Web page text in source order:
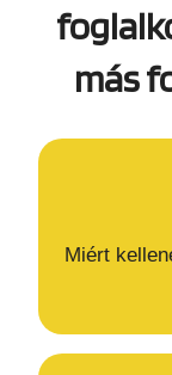
más
Miért